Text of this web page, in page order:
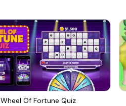
Wheel Of Fortune Quiz